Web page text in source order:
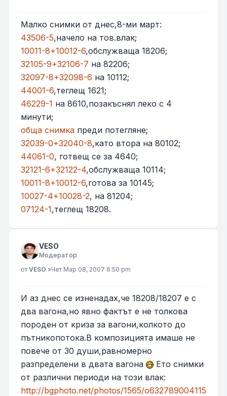
Малко снимки от днес,8-ми март:
43506-5,начело на тов.влак;
10011-8+10012-6,обслужваща 18206;
32105-9+32106-7 на 82206;
32097-8+32098-6 на 10112;
44001-6,теглещ 1621;
46229-1 на 8610,позакъснял леко с 4
минути;
обща снимка преди потегляне;
32039-0+32040-8,като втора на 80102;
44061-0, готвещ се за 4640;
32121-6+32122-4,обслужваща 10114;
10011-8+10012-6,готова за 10145;
10027-4+10028-2, на 81204;
07124-1,теглещ 18208.
VESO
Модератор
Мнение
от VESO »Чет Мар 08, 2007 6:50 pm
И аз днес се изненадах,че 18208/18207 е с
два вагона,но явно фактът е не толкова
породен от криза за вагони,колкото до
пътникопотока.В композицията имаше не
повече от 30 души,равномерно
разпределени в двата вагона
Ето снимки
от различни периоди на този влак:
http://bgphoto.net/photos/1565/o632789004115